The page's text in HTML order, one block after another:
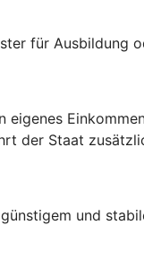
für Ausbildung
der Staat
und